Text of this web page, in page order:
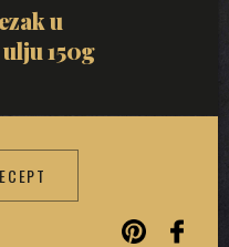
u
150g